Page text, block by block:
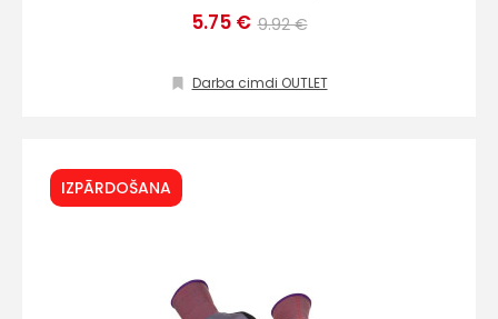
5.75 € 9.92 €
Darba cimdi OUTLET
IZPĀRDOŠANA